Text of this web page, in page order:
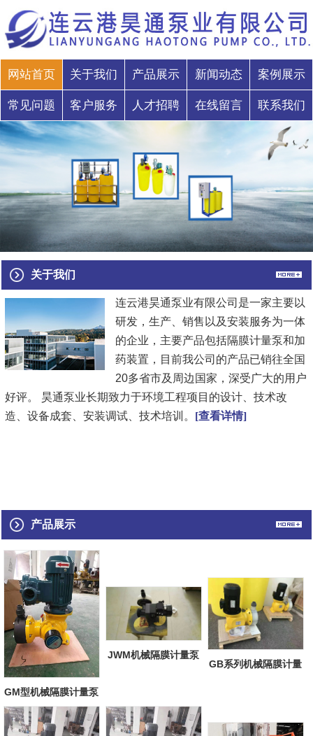
网站首页 关于我们 产品展示 新闻动态 案例展示
常见问题 客户服务 人才招聘 在线留言 联系我们
关于我们
连云港昊通泵业有限公司是一家主要以
研发，生产、销售以及安装服务为一体
的企业，主要产品包括隔膜计量泵和加
药装置，目前我公司的产品已销往全国
20多省市及周边国家，深受广大的用户
好评。 昊通泵业长期致力于环境工程项目的设计、技术改
造、设备成套、安装调试、技术培训。 [查看详情]
产品展示
GM型机械隔膜计量泵
JWM机械隔膜计量泵
GB系列机械隔膜计量